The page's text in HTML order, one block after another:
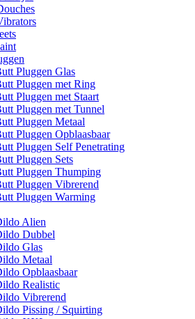
Pluggen Glas
Pluggen met Ring
Pluggen met Staart
Pluggen met Tunnel
Pluggen Metaal
Pluggen Opblaasbaar
Pluggen Self Penetrating
Pluggen Sets
Pluggen Thumping
Pluggen Vibrerend
Pluggen Warming
Alien
Dubbel
Glas
Metaal
Opblaasbaar
Realistic
Vibrerend
Pissing / Squirting